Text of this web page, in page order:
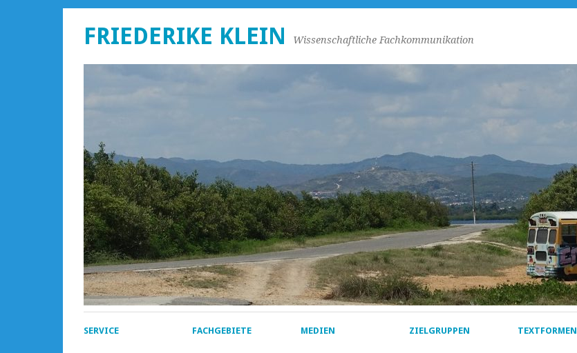
FRIEDERIKE KLEIN Wissenschaftliche Fachkommunikation
SERVICE FACHGEBIETE MEDIEN ZIELGRUPPEN TEXTFORMEN